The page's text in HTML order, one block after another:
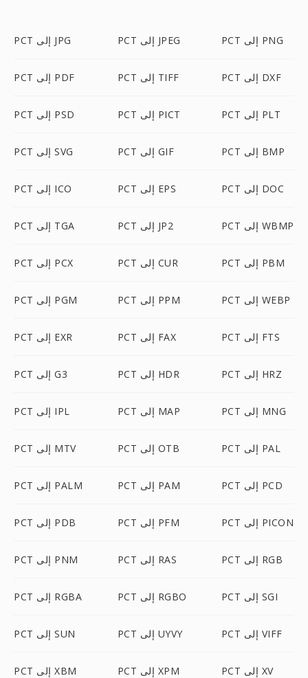
PCT إلى JPG PCT إلى JPEG PCT إلى PNG
PCT إلى PDF PCT إلى TIFF PCT إلى DXF
PCT إلى PSD PCT إلى PICT PCT إلى PLT
PCT إلى SVG PCT إلى GIF PCT إلى BMP
PCT إلى ICO PCT إلى EPS PCT إلى DOC
PCT إلى TGA PCT إلى JP2 PCT إلى WBMP
PCT إلى PCX PCT إلى CUR PCT إلى PBM
PCT إلى PGM PCT إلى PPM PCT إلى WEBP
PCT إلى EXR PCT إلى FAX PCT إلى FTS
PCT إلى G3 PCT إلى HDR PCT إلى HRZ
PCT إلى IPL PCT إلى MAP PCT إلى MNG
PCT إلى MTV PCT إلى OTB PCT إلى PAL
PCT إلى PALM PCT إلى PAM PCT إلى PCD
PCT إلى PDB PCT إلى PFM PCT إلى PICON
PCT إلى PNM PCT إلى RAS PCT إلى RGB
PCT إلى RGBA PCT إلى RGBO PCT إلى SGI
PCT إلى SUN PCT إلى UYVY PCT إلى VIFF
PCT إلى XBM PCT إلى XPM PCT إلى XV